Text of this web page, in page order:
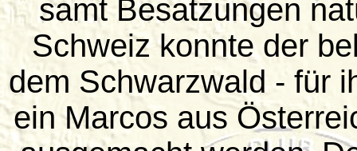
samt Besatzungen
Schweiz konnte der
dem Schwarzwald - für
ein Marcos aus